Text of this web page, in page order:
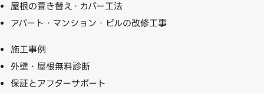
屋根の葺き替え・カバー工法
アパート・マンション・ビルの改修工事
施工事例
外壁・屋根無料診断
保証とアフターサポート